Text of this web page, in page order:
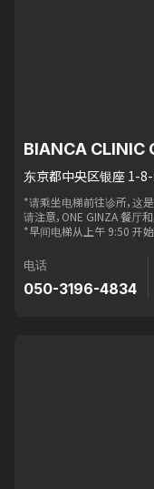
BIANCA CLINIC
东京都中央区银座 1-
*请乘坐电梯前往诊所，这
请注意，ONE GINZA 餐厅
*早间电梯从上午 9:50 开始
电话
050-3196-4834